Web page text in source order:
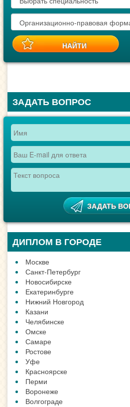
ЗАДАТЬ ВОПРОС
ДИПЛОМ В ГОРОДЕ
Москве
Санкт-Петербург
Новосибирске
Екатеринбурге
Нижний Новгород
Казани
Челябинске
Омске
Самаре
Ростове
Уфе
Красноярске
Перми
Воронеже
Волгограде